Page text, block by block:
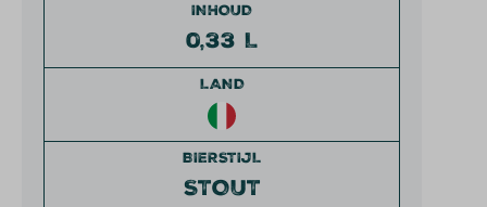
INHOUD
0,33 L
LAND
BIERSTIJL
STOUT